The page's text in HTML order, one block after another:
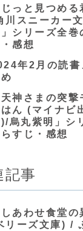
じっと見つめ
川スニーカー
シリーズ全巻
・感想
年2月の読書
天神さまの突
はん (マイナビ
烏丸紫明」シ
すじ・感想
記事
しあわせ食堂
リーズ文庫) /